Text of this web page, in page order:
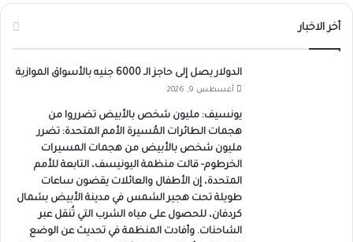
أخر الاخبار
الدولار يصل إلى حاجز الـ 6000 جنيه بالأسواق الموازية
أغسطس 9, 2026
يونسيف: مليون شخص بالأبيض تضرروا من
هجمات الطائرات المُسيرة الأمم المتحدة: تضرر
مليون شخص بالأبيض من هجمات المسيرات
الخرطوم- قالت منظمة اليونيسف، التابعة للأمم
المتحدة، إن الأطفال والعائلات يقضون ساعات
طويلة تحت هجير الشمس في مدينة الأبيض بشمال
كردفان، للحصول على مياه الشرب التي تُنقل عبر
الشاحنات. وأفادت المنظمة في تحديث عن الوضع